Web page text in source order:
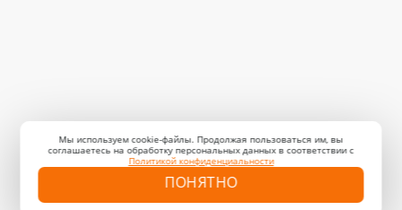
Мы используем cookie-файлы. Продолжая пользоваться им, вы
соглашаетесь на обработку персональных данных в соответствии с
Политикой конфиденциальности
ПОНЯТНО